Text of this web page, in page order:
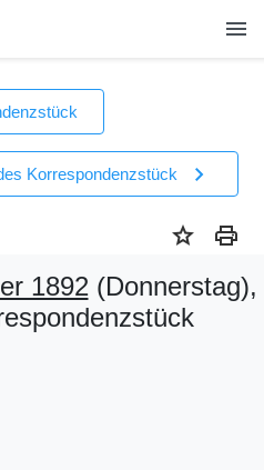
menu
Korrespondenzstück chevron_right
star print
1892(Donnerstag),